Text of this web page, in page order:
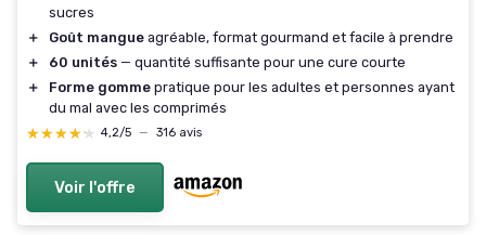
sucres
＋
Goût mangue agréable, format gourmand et facile à prendre
＋
60 unités — quantité suffisante pour une cure courte
＋
Forme gomme pratique pour les adultes et personnes ayant
du mal avec les comprimés
★★★★★
★★★★★ 4,2/5 — 316 avis
Voir l'offre